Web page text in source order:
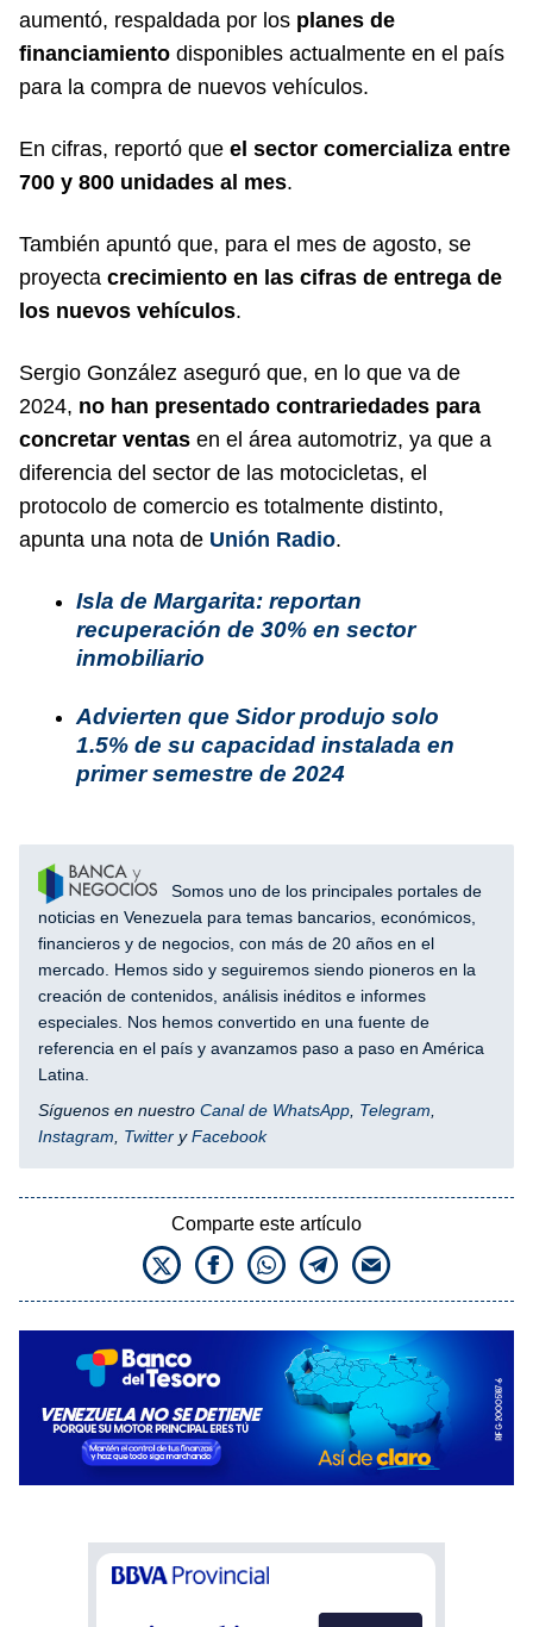
aumentó, respaldada por los planes de
financiamiento disponibles actualmente en el país
para la compra de nuevos vehículos.
En cifras, reportó que el sector comercializa entre
700 y 800 unidades al mes.
También apuntó que, para el mes de agosto, se
proyecta crecimiento en las cifras de entrega de
los nuevos vehículos.
Sergio González aseguró que, en lo que va de
2024, no han presentado contrariedades para
concretar ventas en el área automotriz, ya que a
diferencia del sector de las motocicletas, el
protocolo de comercio es totalmente distinto,
apunta una nota de Unión Radio.
Isla de Margarita: reportan
recuperación de 30% en sector
inmobiliario
Advierten que Sidor produjo solo
1.5% de su capacidad instalada en
primer semestre de 2024
Somos uno de los principales portales de
noticias en Venezuela para temas bancarios, económicos,
financieros y de negocios, con más de 20 años en el
mercado. Hemos sido y seguiremos siendo pioneros en la
creación de contenidos, análisis inéditos e informes
especiales. Nos hemos convertido en una fuente de
referencia en el país y avanzamos paso a paso en América
Latina.
Síguenos en nuestro Canal de WhatsApp Telegram
Instagram
Twitter yFacebook
Comparte este artículo